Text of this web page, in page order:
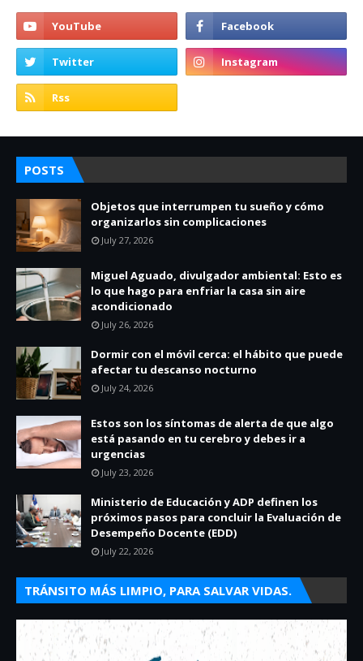
POSTS
Objetos que interrumpen tu sueño y cómo
organizarlos sin complicaciones
July 27, 2026
Miguel Aguado, divulgador ambiental: Esto es
lo que hago para enfriar la casa sin aire
acondicionado
July 26, 2026
Dormir con el móvil cerca: el hábito que puede
afectar tu descanso nocturno
July 24, 2026
Estos son los síntomas de alerta de que algo
está pasando en tu cerebro y debes ir a
urgencias
July 23, 2026
Ministerio de Educación y ADP definen los
próximos pasos para concluir la Evaluación de
Desempeño Docente (EDD)
July 22, 2026
TRÁNSITO MÁS LIMPIO, PARA SALVAR VIDAS.